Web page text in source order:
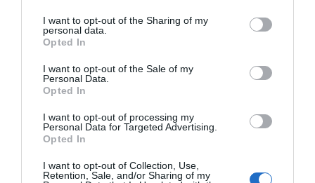
I want to opt-out of the Sharing of my
personal data.
Opted In
I want to opt-out of the Sale of my
Personal Data.
Opted In
I want to opt-out of processing my
Personal Data for Targeted Advertising.
Opted In
I want to opt-out of Collection, Use,
Retention, Sale, and/or Sharing of my